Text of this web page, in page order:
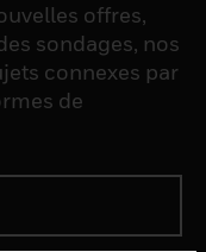
offres,
sondages, nos
connexes par
de